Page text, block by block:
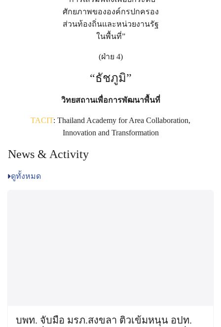
ศักยภาพขององค์กรปกครอง
ส่วนท้องถิ่นและหน่วยงานรัฐ
ในพื้นที่”
(ฝ่าย 4)
“ธัชภูมิ”
วิทยสถานเพื่อการพัฒนาพื้นที่
TACIT: Thailand Academy for Area Collaboration,
Innovation and Transformation
News & Activity
ดูทั้งหมด
บพท. จับมือ มรภ.สงขลา ติวเข้มหนุน อปท.